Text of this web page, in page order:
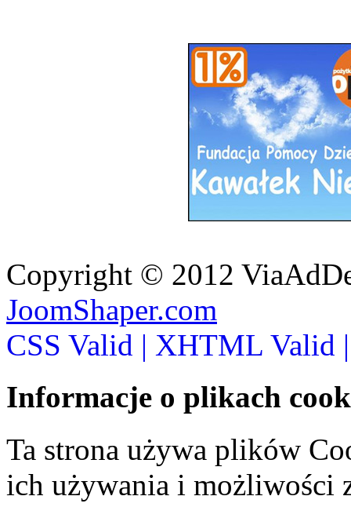
Copyright © 2012
JoomShaper.com
CSS Valid | XHTML Valid
Informacje o plikach
Ta strona używa plików
ich używania i możliwości